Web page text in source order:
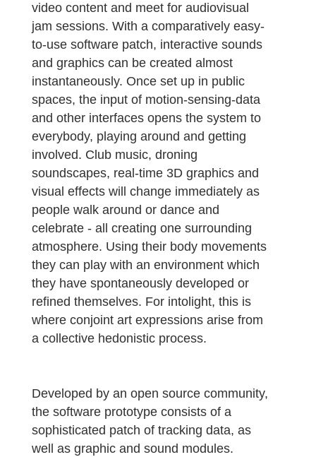
video content and meet for audiovisual
jam sessions. With a comparatively easy-
to-use software patch, interactive sounds
and graphics can be created almost
instantaneously. Once set up in public
spaces, the input of motion-sensing-data
and other interfaces opens the system to
everybody, playing around and getting
involved. Club music, droning
soundscapes, real-time 3D graphics and
visual effects will change immediately as
people walk around or dance and
celebrate - all creating one surrounding
atmosphere. Using their body movements
they can play with an environment which
they have spontaneously developed or
refined themselves. For intolight, this is
where conjoint art expressions arise from
a collective hedonistic process.
Developed by an open source community,
the software prototype consists of a
sophisticated patch of tracking data, as
well as graphic and sound modules.